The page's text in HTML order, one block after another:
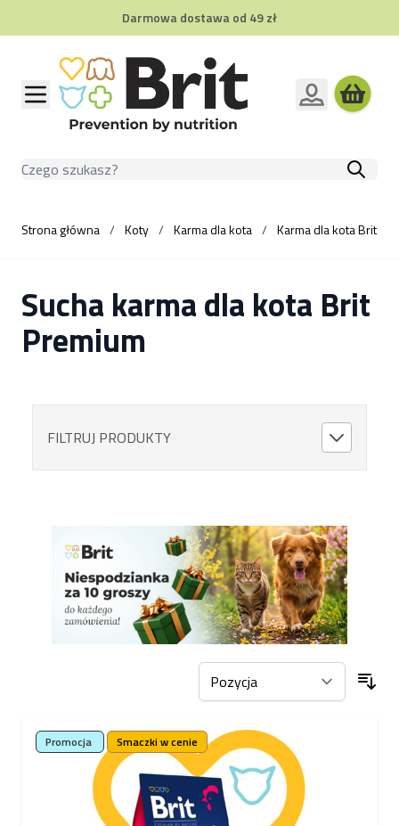
Darmowa dostawa od 49 zł
Przejdź do treści
Szukaj
Strona główna / Koty / Karma dla kota / Karma dla kota Brit
Sucha karma dla kota Brit
Premium
FILTRUJ PRODUKTY
Promocja Smaczki w cenie